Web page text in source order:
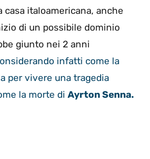
casa italoamericana, anche
di un possibile dominio
giunto nei 2 anni
infatti come la
per vivere una tragedia
la morte di Ayrton Senna.